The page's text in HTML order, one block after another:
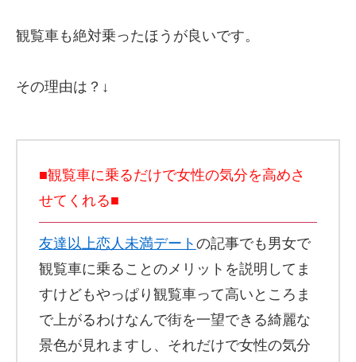
観覧車も絶対乗ったほうが良いです。
その理由は？↓
■観覧車に乗るだけで女性の気分を高めさ
せてくれる■
友達以上恋人未満デート の記事でも男女で
観覧車に乗ることのメリットを説明してま
すけどもやっぱり観覧車って高いところま
で上がるわけなんで街を一望できる綺麗な
景色が見れますし、それだけで女性の気分